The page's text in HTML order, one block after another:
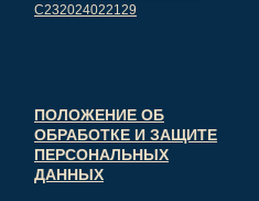
С232024022129
ПОЛОЖЕНИЕ ОБ
ОБРАБОТКЕ И ЗАЩИТЕ
ПЕРСОНАЛЬНЫХ
ДАННЫХ